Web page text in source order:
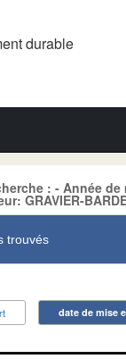
durable
: - Année de
GRAVIER-
trouvés
date de mise